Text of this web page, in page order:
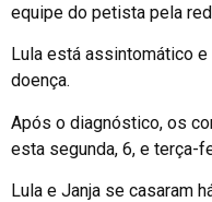
equipe do petista pela
Lula está assintomático
doença.
Após o diagnóstico, os
esta segunda, 6, e terça-
Lula e Janja se casaram